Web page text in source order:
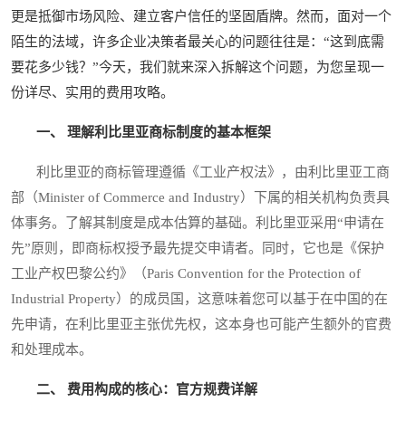
更是抵御市场风险、建立客户信任的坚固盾牌。然而，面对一个
陌生的法域，许多企业决策者最关心的问题往往是：“这到底需
要花多少钱？”今天，我们就来深入拆解这个问题，为您呈现一
份详尽、实用的费用攻略。
一、 理解利比里亚商标制度的基本框架
利比里亚的商标管理遵循《工业产权法》，由利比里亚工商
部（Minister of Commerce and Industry）下属的相关机构负责具
体事务。了解其制度是成本估算的基础。利比里亚采用“申请在
先”原则，即商标权授予最先提交申请者。同时，它也是《保护
工业产权巴黎公约》（Paris Convention for the Protection of
Industrial Property）的成员国，这意味着您可以基于在中国的在
先申请，在利比里亚主张优先权，这本身也可能产生额外的官费
和处理成本。
二、 费用构成的核心：官方规费详解